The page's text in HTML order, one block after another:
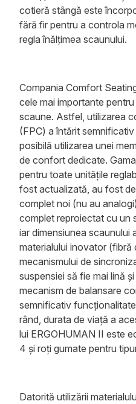
cotieră stângă este
fără fir pentru a controla
regla înălțimea scaunului.
Compania Comfort
cele mai importante
scaune. Astfel, utilizarea
(FPC) a întărit
posibilă utilizarea unei
de confort dedicate.
pentru toate unitățile
fost actualizată, au fost
complet noi (nu au
complet reproiectat cu un
iar dimensiunea scaunului
materialului inovator
mecanismului de
suspensiei să fie mai lină
mecanism de balansare
semnificativ
rând, durata de viață a
lui ERGOHUMAN II este
4 și roți gumate pentru
Datorită utilizării